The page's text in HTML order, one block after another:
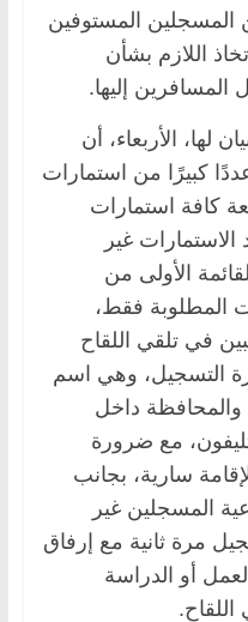
المستوفين
اللازم بشأن
المسافرين إليها.
الأربعاء، أن
كبيرًا من استمارات
كافة استمارات
الاستمارات غير
الأولى من
المطلوبة فقط،
في تلقي اللقاح
التسجيل، وهي اسم
والمحافظة داخل
مع ضرورة
سارية، بجانب
المسجلين غير
مرة ثانية مع إرفاق
أو الدراسة